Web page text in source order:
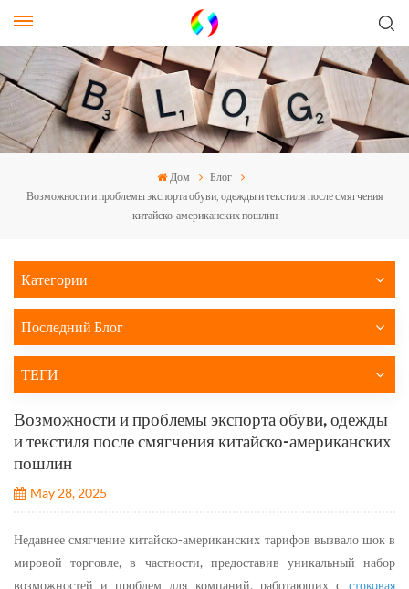
Дом
Блог
Возможности и проблемы экспорта обуви, одежды и текстиля после смягчения
китайско-американских пошлин
Категории
Последний Блог
ТЕГИ
Возможности и проблемы экспорта обуви, одежды
и текстиля после смягчения китайско-американских
пошлин
May 28, 2025
Недавнее смягчение китайско-американских тарифов вызвало шок в
мировой торговле, в частности, предоставив уникальный набор
возможностей и проблем для компаний, работающих с стоковая